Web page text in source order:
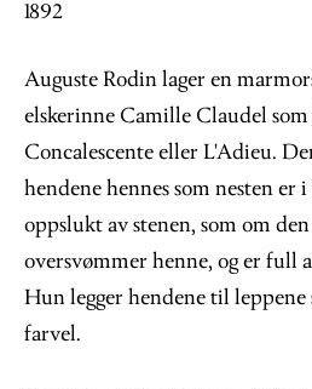
1892
Auguste Rodin lager en
elskerinne Camille Claudel
Concalescente eller L'Adieu.
hendene hennes som nesten er
oppslukt av stenen, som om
oversvømmer henne, og er full
Hun legger hendene til leppene
farvel.